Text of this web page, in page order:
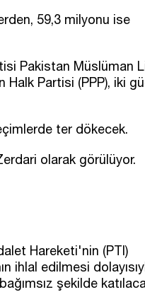
59,3 milyonu ise
Pakistan Müslüman
Halk Partisi (PPP), iki
ter dökecek.
olarak görülüyor.
Hareketi'nin (PTI)
ihlal edilmesi
şekilde